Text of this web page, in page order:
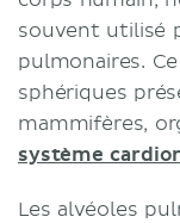
souvent utilisé
pulmonaires.
sphériques
mammifères,
système
Les alvéoles